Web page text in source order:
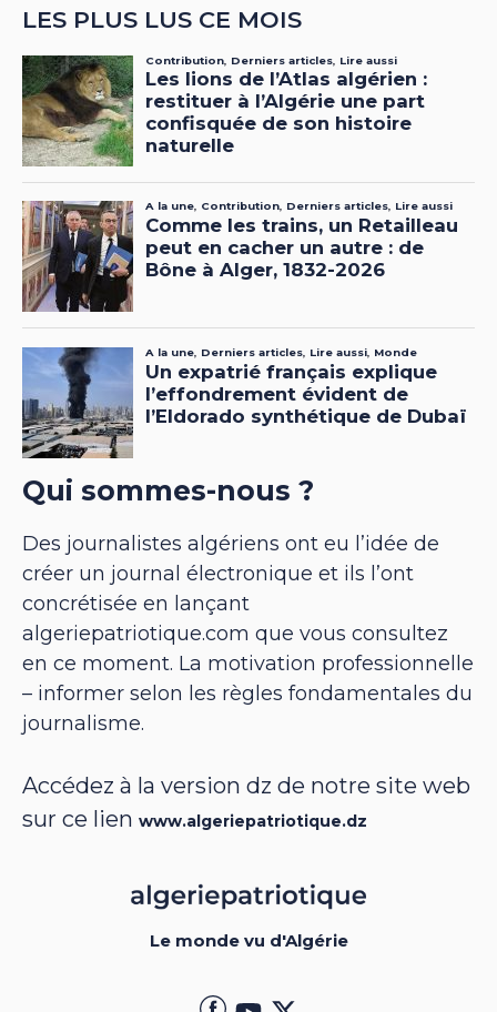
LES PLUS LUS CE MOIS
Qui sommes-nous ?
Des journalistes algériens ont eu l’idée de
créer un journal électronique et ils l’ont
concrétisée en lançant
algeriepatriotique.com que vous consultez
en ce moment. La motivation professionnelle
– informer selon les règles fondamentales du
journalisme.
Accédez à la version dz de notre site web
sur ce lien www.algeriepatriotique.dz
Le monde vu d'Algérie